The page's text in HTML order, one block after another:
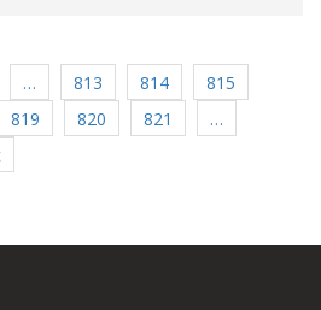
… 813 814
815
819 820 821
…